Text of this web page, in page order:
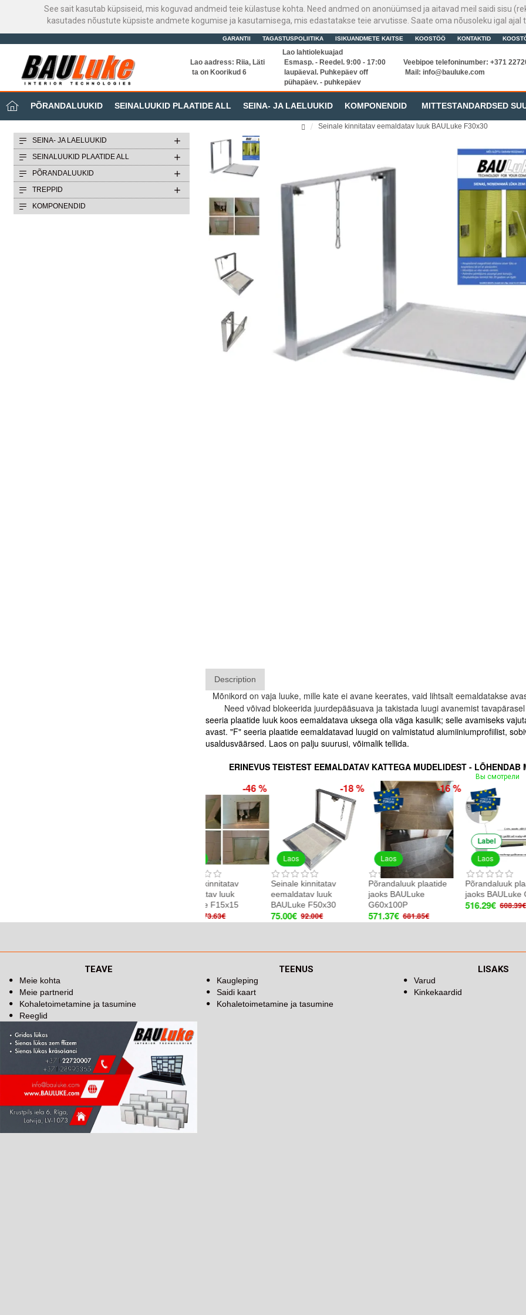
See sait kasutab küpsiseid, mis koguvad andmeid teie külastuse kohta. Need andmed on anonüümsed ja aitavad meil saidi sisu
kasutades nõustute küpsiste andmete kogumise ja kasutamisega, mis edastatakse teie arvutisse. Saate oma nõusoleku igal ajal
GARANTII TAGASTUSPOLIITIKA ISIKUANDMETE KAITSE KOOSTÖÖ KONTAKTID
Lao aadress: Riia, Läti
ta on Koorikud 6
Lao lahtiolekuajad
Esmasp. - Reedel. 9:00 - 17:00
laupäeval. Puhkepäev off
pühapäev. - puhkepäev
Veebipoe telefoninumber: +371
Mail: info@bauluke.com
PÕRANDALUUKID SEINALUUKID PLAATIDE ALL SEINA- JA LAELUUKID KOMPONENDID MITTESTANDARDSED
Seinale kinnitatav eemaldatav luuk BAULuke F30x30
SEINA- JA LAELUUKID
SEINALUUKID PLAATIDE ALL
PÕRANDALUUKID
TREPPID
KOMPONENDID
Description
Mõnikord on vaja luuke, mille kate ei avane keerates, vaid lihtsalt eemaldatakse
Need võivad blokeerida juurdepääsuava ja takistada luugi avanemist tavapärasel
seeria plaatide luuk koos eemaldatava uksega olla väga kasulik; selle avamiseks
avast. "F" seeria plaatide eemaldatavad luugid on valmistatud alumiiniumprofiilist,
usaldusväärsed. Laos on palju suurusi, võimalik tellida.
ERINEVUS TEISTEST EEMALDATAV KATTEGA MUDELIDEST -
Вы смотрели
-15 %
Põrandaluuk plaatide
jaoks BAULuke G60x60
608.39€
Laos
-25 %
Plaatide redigeerimise
luuk BAULuke ST20x80
102.41€ 136.55€
Laos
-30 %
Põrandaluugi avamise
võti
6.99€ 9.99€
Laos
Seinale kinnitatav
eemaldatav luuk
BAULuke F40x40
TEAVE
Meie kohta
Meie partnerid
Kohaletoimetamine ja tasumine
Reeglid
TEENUS
Kaugleping
Saidi kaart
Kohaletoimetamine ja tasumine
LISAKS
Varud
Kinkekaardid